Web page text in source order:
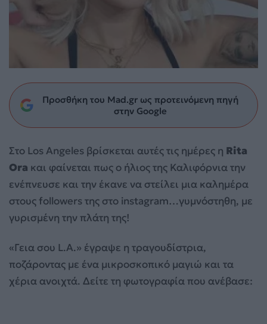
Προσθήκη του Mad.gr ως προτεινόμενη πηγή
στην Google
Στο Los Angeles βρίσκεται αυτές τις ημέρες η Rita
Ora και φαίνεται πως ο ήλιος της Καλιφόρνια την
ενέπνευσε και την έκανε να στείλει μια καλημέρα
στους followers της στο instagram…γυμνόστηθη, με
γυρισμένη την πλάτη της!
«Γεια σου L.A.» έγραψε η τραγουδίστρια,
ποζάροντας με ένα μικροσκοπικό μαγιώ και τα
χέρια ανοιχτά. Δείτε τη φωτογραφία που ανέβασε: